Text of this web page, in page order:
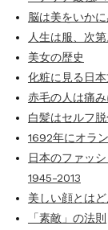
脳は美をいか
人生は服、次第
美女の歴史
化粧に見る日
赤毛の人は痛
白髪はセルフ脱
1692年にオラ
日本のファッ
1945-2013
美しい顔とは
「素敵」の法則